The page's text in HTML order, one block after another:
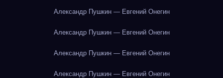
Александр Пушкин — Евгений Онегин
Александр Пушкин — Евгений Онегин
Александр Пушкин — Евгений Онегин
Александр Пушкин — Евгений Онегин